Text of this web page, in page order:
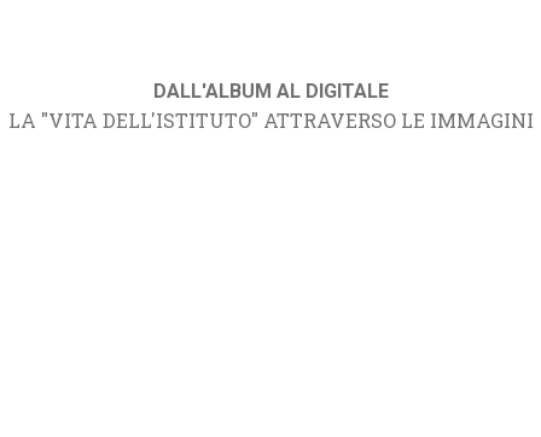
DALL'ALBUM AL DIGITALE
LA "VITA DELL'ISTITUTO" ATTRAVERSO LE IMMAGINI